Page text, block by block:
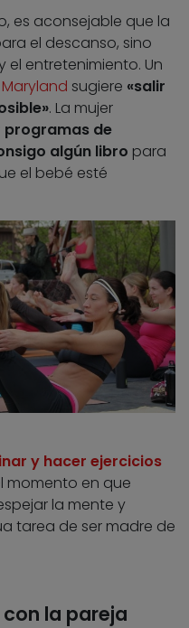
es aconsejable que la
el descanso, sino
entretenimiento. Un
sugiere «salir
. La mujer
programas de
algún libro para
el bebé esté
y hacer ejercicios
momento en que
la mente y
tarea de ser madre de
la pareja